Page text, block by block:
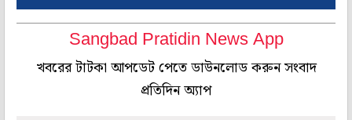
Sangbad Pratidin News App
খবরের টাটকা আপডেট পেতে ডাউনলোড করুন সংবাদ
প্রতিদিন অ্যাপ